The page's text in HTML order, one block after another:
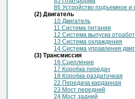
86 Устройство подъемное
(2) Двигатель
10 Двигатель
11 Система питания
12 Система выпуска
13 Система охлаждения
14 Система управления
(3) Трансмиссия
16 Сцепление
17 Коробка передач
18 Коробка раздаточная
22 Передача карданная
23 Мост передний
24 Мост задний